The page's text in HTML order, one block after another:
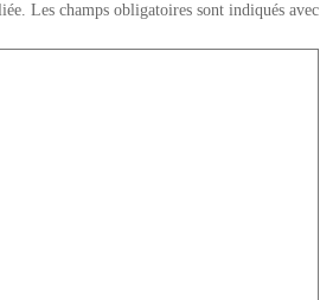
Les champs obligatoires sont indiqués avec